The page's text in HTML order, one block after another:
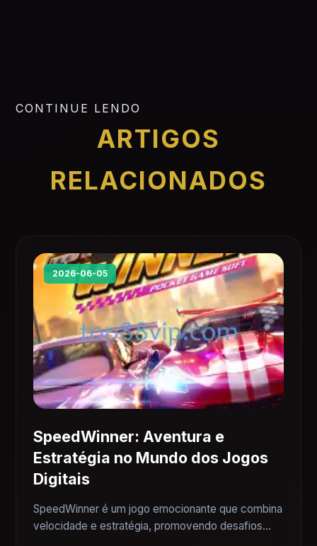
CONTINUE LENDO
ARTIGOS
RELACIONADOS
2026-06-05
SpeedWinner: Aventura e
Estratégia no Mundo dos Jogos
Digitais
SpeedWinner é um jogo emocionante que combina
velocidade e estratégia, promovendo desafios